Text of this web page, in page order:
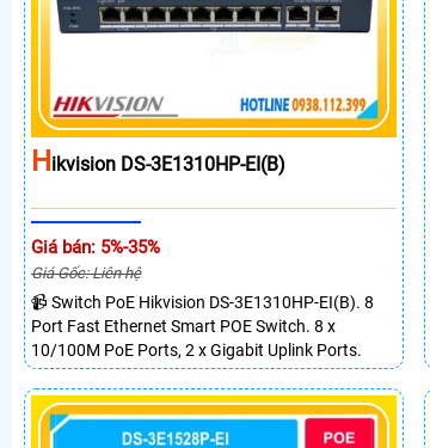
H Ikvision DS-3E1310HP-EI(B)
Giá bán: 5%-35%
Giá Gốc: Liên hệ
📹 Switch PoE Hikvision DS-3E1310HP-EI(B). 8
Port Fast Ethernet Smart POE Switch. 8 x
10/100M PoE Ports, 2 x Gigabit Uplink Ports.